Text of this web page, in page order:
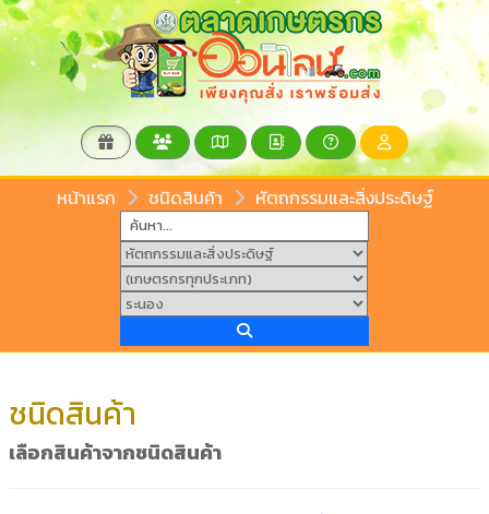
หน้าแรก ชนิดสินค้า หัตถกรรมและสิ่งประดิษฐ์
ชนิดสินค้า
เลือกสินค้าจากชนิดสินค้า